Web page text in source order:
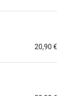
20,90 €